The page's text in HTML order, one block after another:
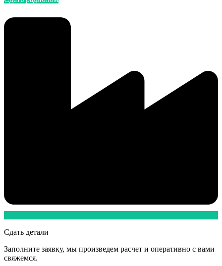
Сдать детали
Заполните заявку, мы произведем расчет и оперативно с вами
свяжемся.